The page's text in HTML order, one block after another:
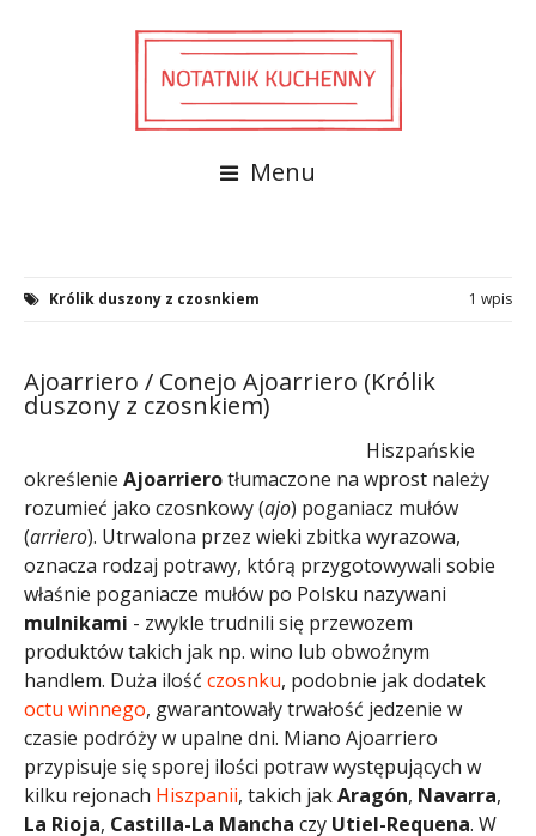
Menu
Królik duszony z czosnkiem 1 wpis
Ajoarriero / Conejo Ajoarriero (Królik
duszony z czosnkiem)
Hiszpańskie
określenie Ajoarrierotłumaczone na wprost należy
rozumieć jako czosnkowy (ajo) poganiacz mułów
(arriero). Utrwalona przez wieki zbitka wyrazowa,
oznacza rodzaj potrawy, którą przygotowywali sobie
właśnie poganiacze mułów po Polsku nazywani
mulnikami - zwykle trudnili się przewozem
produktów takich jak np. wino lub obwoźnym
handlem. Duża ilość czosnku, podobnie jak dodatek
octu winnego, gwarantowały trwałość jedzenie w
czasie podróży w upalne dni. Miano Ajoarriero
przypisuje się sporej ilości potraw występujących w
kilku rejonach Hiszpanii, takich jakAragón, Navarra,
La Rioja, Castilla-La Mancha czy Utiel-Requena. W